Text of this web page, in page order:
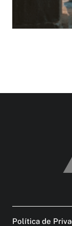
Política de